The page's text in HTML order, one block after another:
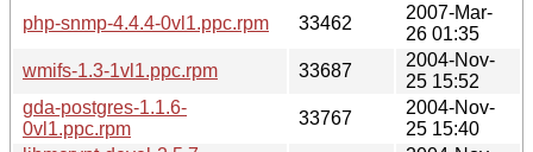
php-snmp-4.4.4-0vl1.ppc.rpm
33462
2007-Mar-
26 01:35
wmifs-1.3-1vl1.ppc.rpm
33687
2004-Nov-
25 15:52
gda-postgres-1.1.6-
0vl1.ppc.rpm
33767
2004-Nov-
25 15:40